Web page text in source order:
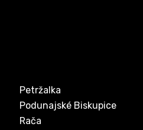
Petržalka
Podunajské Biskupice
Rača